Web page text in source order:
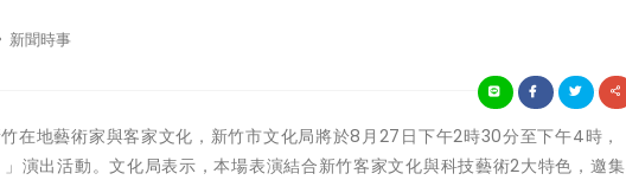
新聞時事
在地藝術家與客家文化，新竹市文化局將於8月27日下午2時30分至下午4時，
演出活動。文化局表示，本場表演結合新竹客家文化與科技藝術2大特色，邀集